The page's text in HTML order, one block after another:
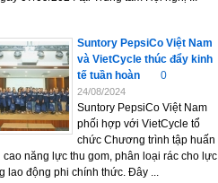
Suntory PepsiCo Việt Nam
và VietCycle thúc đẩy kinh
tế tuần hoàn
0
24/08/2024
Suntory PepsiCo Việt Nam
phối hợp với VietCycle tổ
chức Chương trình tập huấn
cao năng lực thu gom, phân loại rác cho lực
lao động phi chính thức. Đây ...